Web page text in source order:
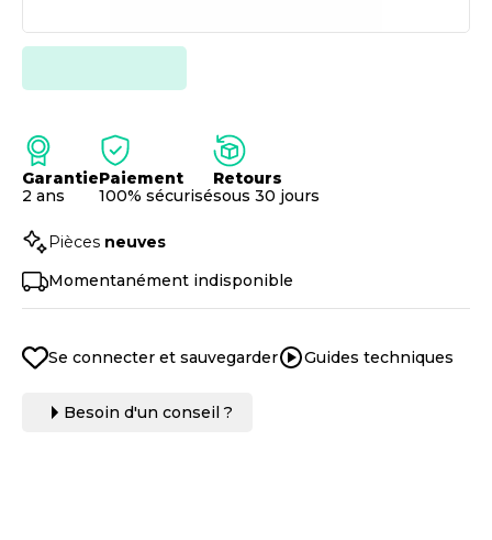
Garantie
2 ans
Paiement
100% sécurisé
Retours
sous 30 jours
Pièces neuves
Momentanément indisponible
Se connecter et sauvegarder Guides techniques
Besoin d'un conseil ?